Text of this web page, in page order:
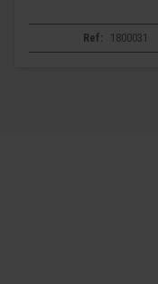
Ref: 1800031